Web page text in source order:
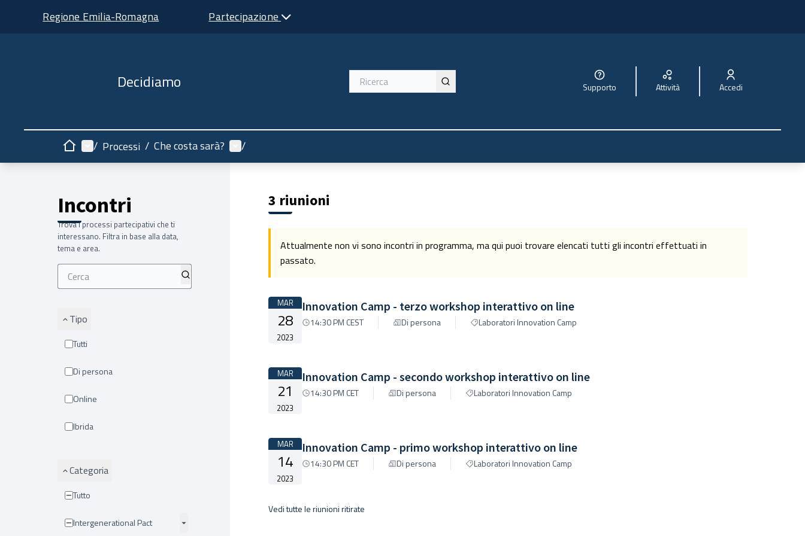
Regione Emilia-Romagna Partecipazione
Decidiamo Supporto Attività Accedi
HomeMenù principale
/ Processi / Che costa sarà? Menù utente
/
Incontri
Trova i processi partecipativi che ti
interessano. Filtra in base alla data,
tema e area.
Tipo
Tutti
Di persona
Online
Ibrida
Categoria
Tutto
Intergenerational Pact
3 riunioni
Attualmente non vi sono incontri in programma, ma qui puoi trovare elencati tutti gli incontri effettuati in
passato.
MAR
28
2023
Innovation Camp - terzo workshop interattivo on line
14:30 PM CEST Di persona Laboratori Innovation Camp
MAR
21
2023
Innovation Camp - secondo workshop interattivo on line
14:30 PM CET Di persona Laboratori Innovation Camp
MAR
14
2023
Innovation Camp - primo workshop interattivo on line
14:30 PM CET Di persona Laboratori Innovation Camp
Vedi tutte le riunioni ritirate